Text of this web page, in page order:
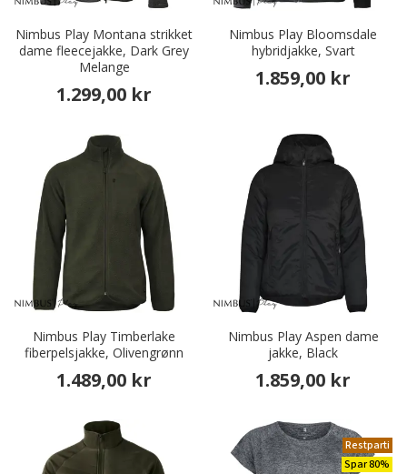
Nimbus Play Montana strikket
dame fleecejakke, Dark Grey
Melange
1.299,00 kr
Nimbus Play Bloomsdale
hybridjakke, Svart
1.859,00 kr
Nimbus Play Timberlake
fiberpelsjakke, Olivengrønn
1.489,00 kr
Nimbus Play Aspen dame
jakke, Black
1.859,00 kr
Restparti
Spar 80%